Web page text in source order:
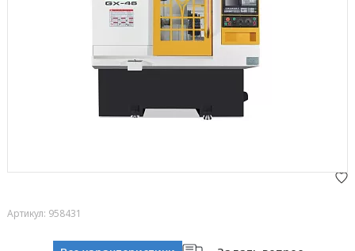
Артикул: 958431